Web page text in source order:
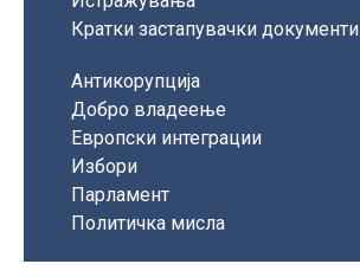
Кратки застапувачки документи
Антикорупција
Добро владеење
Европски интеграции
Избори
Парламент
Политичка мисла